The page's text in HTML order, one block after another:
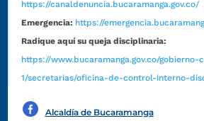
https://canaldenuncia.bucaramanga.gov.co/
Emergencia: https://
Radique aquí su queja disciplinaria:
https://www.bucaramanga.gov.co/gobierno-
1/secretarias/oficina-de-control-interno-
Alcaldía de Bucaramanga